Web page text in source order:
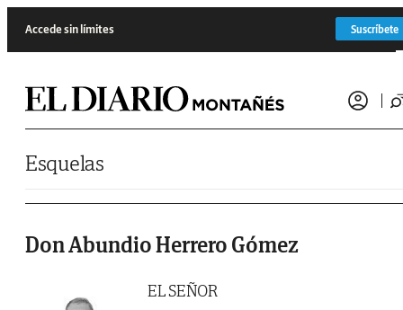
Accede sin límites Suscríbete
Esquelas
Don Abundio Herrero Gómez
EL SEÑOR